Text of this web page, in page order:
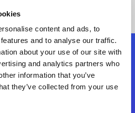
content and ads, to
and to analyse our traffic.
about your use of our site with
and analytics partners who
information that you’ve
they’ve collected from your use